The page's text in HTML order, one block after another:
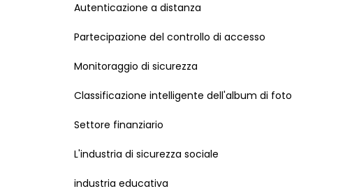
Autenticazione a distanza
Partecipazione del controllo di accesso
Monitoraggio di sicurezza
Classificazione intelligente dell'album di foto
Settore finanziario
L'industria di sicurezza sociale
industria educativa